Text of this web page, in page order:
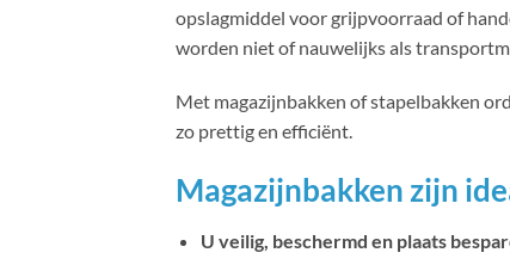
opslagmiddel voor grijpvoorraad of
worden niet of nauwelijks als
Met magazijnbakken of stapelbakken
zo prettig en efficiënt.
Magazijnbakken zijn
U veilig, beschermd en plaats